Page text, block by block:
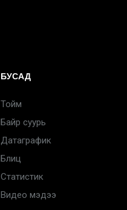
БУСАД
Тойм
Байр суурь
Датаграфик
Блиц
Статистик
Видео мэдээ